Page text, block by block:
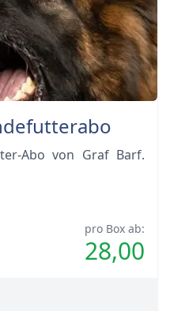
Abo von Graf Barf.
pro Box ab:
28,00